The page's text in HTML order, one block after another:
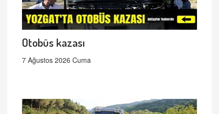
Otobüs kazası
7 Ağustos 2026 Cuma